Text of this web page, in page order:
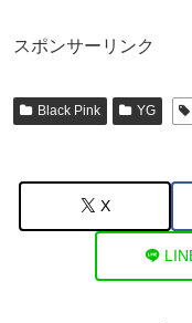
スポンサーリンク
Black Pink YG
X